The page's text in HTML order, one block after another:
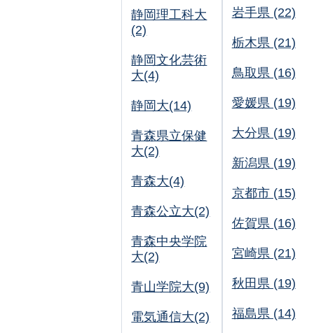
静岡理工科大
(2)
静岡文化芸術
大(4)
静岡大(14)
青森県立保健
大(2)
青森大(4)
青森公立大(2)
青森中央学院
大(2)
青山学院大(9)
電気通信大(2)
岩手県 (22)
栃木県 (21)
鳥取県 (16)
愛媛県 (19)
大分県 (19)
新潟県 (19)
京都市 (15)
佐賀県 (16)
宮崎県 (21)
秋田県 (19)
福島県 (14)